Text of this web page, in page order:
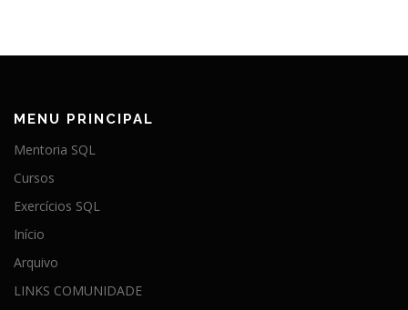
MENU PRINCIPAL
Mentoria SQL
Cursos
Exercícios SQL
Início
Arquivo
LINKS COMUNIDADE